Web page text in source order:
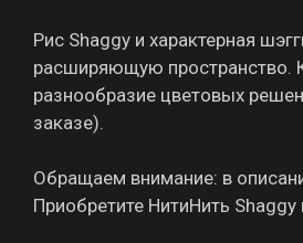
Рис Shaggy и характерная
расширяющую пространство.
разнообразие цветовых
заказе).
Обращаем внимание: в
Приобретите НитиНить